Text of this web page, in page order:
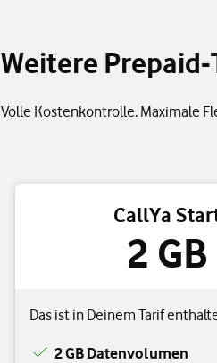
Weitere
Volle Kostenkontrolle. Maximale
CallYa
2 GB
Das ist in Deinem Tarif
2 GB Datenvolumen